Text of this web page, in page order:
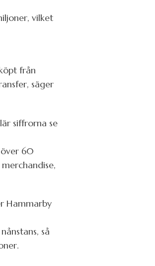
vilket
från
säger
siffrorna se
över 60
Hammarby
så